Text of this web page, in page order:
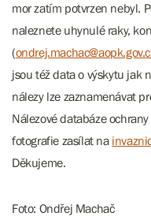
mor zatím potvrzen nebyl.
naleznete uhynulé raky,
(
jsou též data o výskytu jak
nálezy lze zaznamenávat
Nálezové databáze
fotografie zasílat na
Děkujeme.
Foto: Ondřej Machač